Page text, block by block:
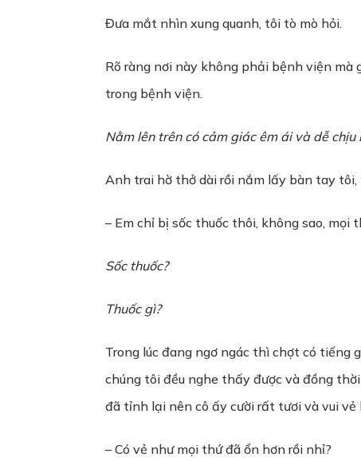
Đưa mắt nhìn xung quanh, tôi tò mò hỏi.
Rõ ràng nơi này không phải bệnh viện
trong bệnh viện.
Nằm lên trên có cảm giác êm ái và dễ chịu
Anh trai hờ thở dài rồi nắm lấy bàn tay tôi,
– Em chỉ bị sốc thuốc thôi, không sao, mọi
Sốc thuốc?
Thuốc gì?
Trong lúc đang ngơ ngác thì chợt có tiếng
chúng tôi đều nghe thấy được và đồng
đã tỉnh lại nên cô ấy cười rất tươi và vui vẻ
– Có vẻ như mọi thứ đã ổn hơn rồi nhỉ?